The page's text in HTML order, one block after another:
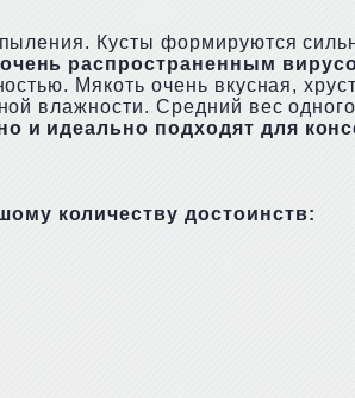
Кусты формируются
распространенным
Мякоть очень вкусная,
влажности. Средний вес одного
и идеально подходят для
количеству достоинств: